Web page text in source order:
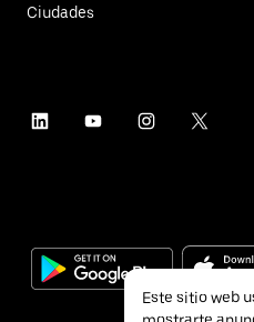
Ciudades
Este sitio web